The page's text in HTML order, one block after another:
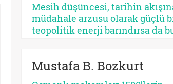
Mesih düşüncesi, tarihin
müdahale arzusu olarak güçlü
teopolitik enerji barındırsa da
toplumsal bir çürümeyi ve
Mustafa B. Bozkurt